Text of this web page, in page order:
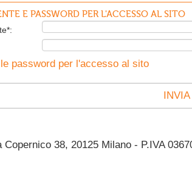
E PASSWORD PER L'ACCESSO AL SITO
password per l'accesso al sito
INVIA
38, 20125 Milano - P.IVA